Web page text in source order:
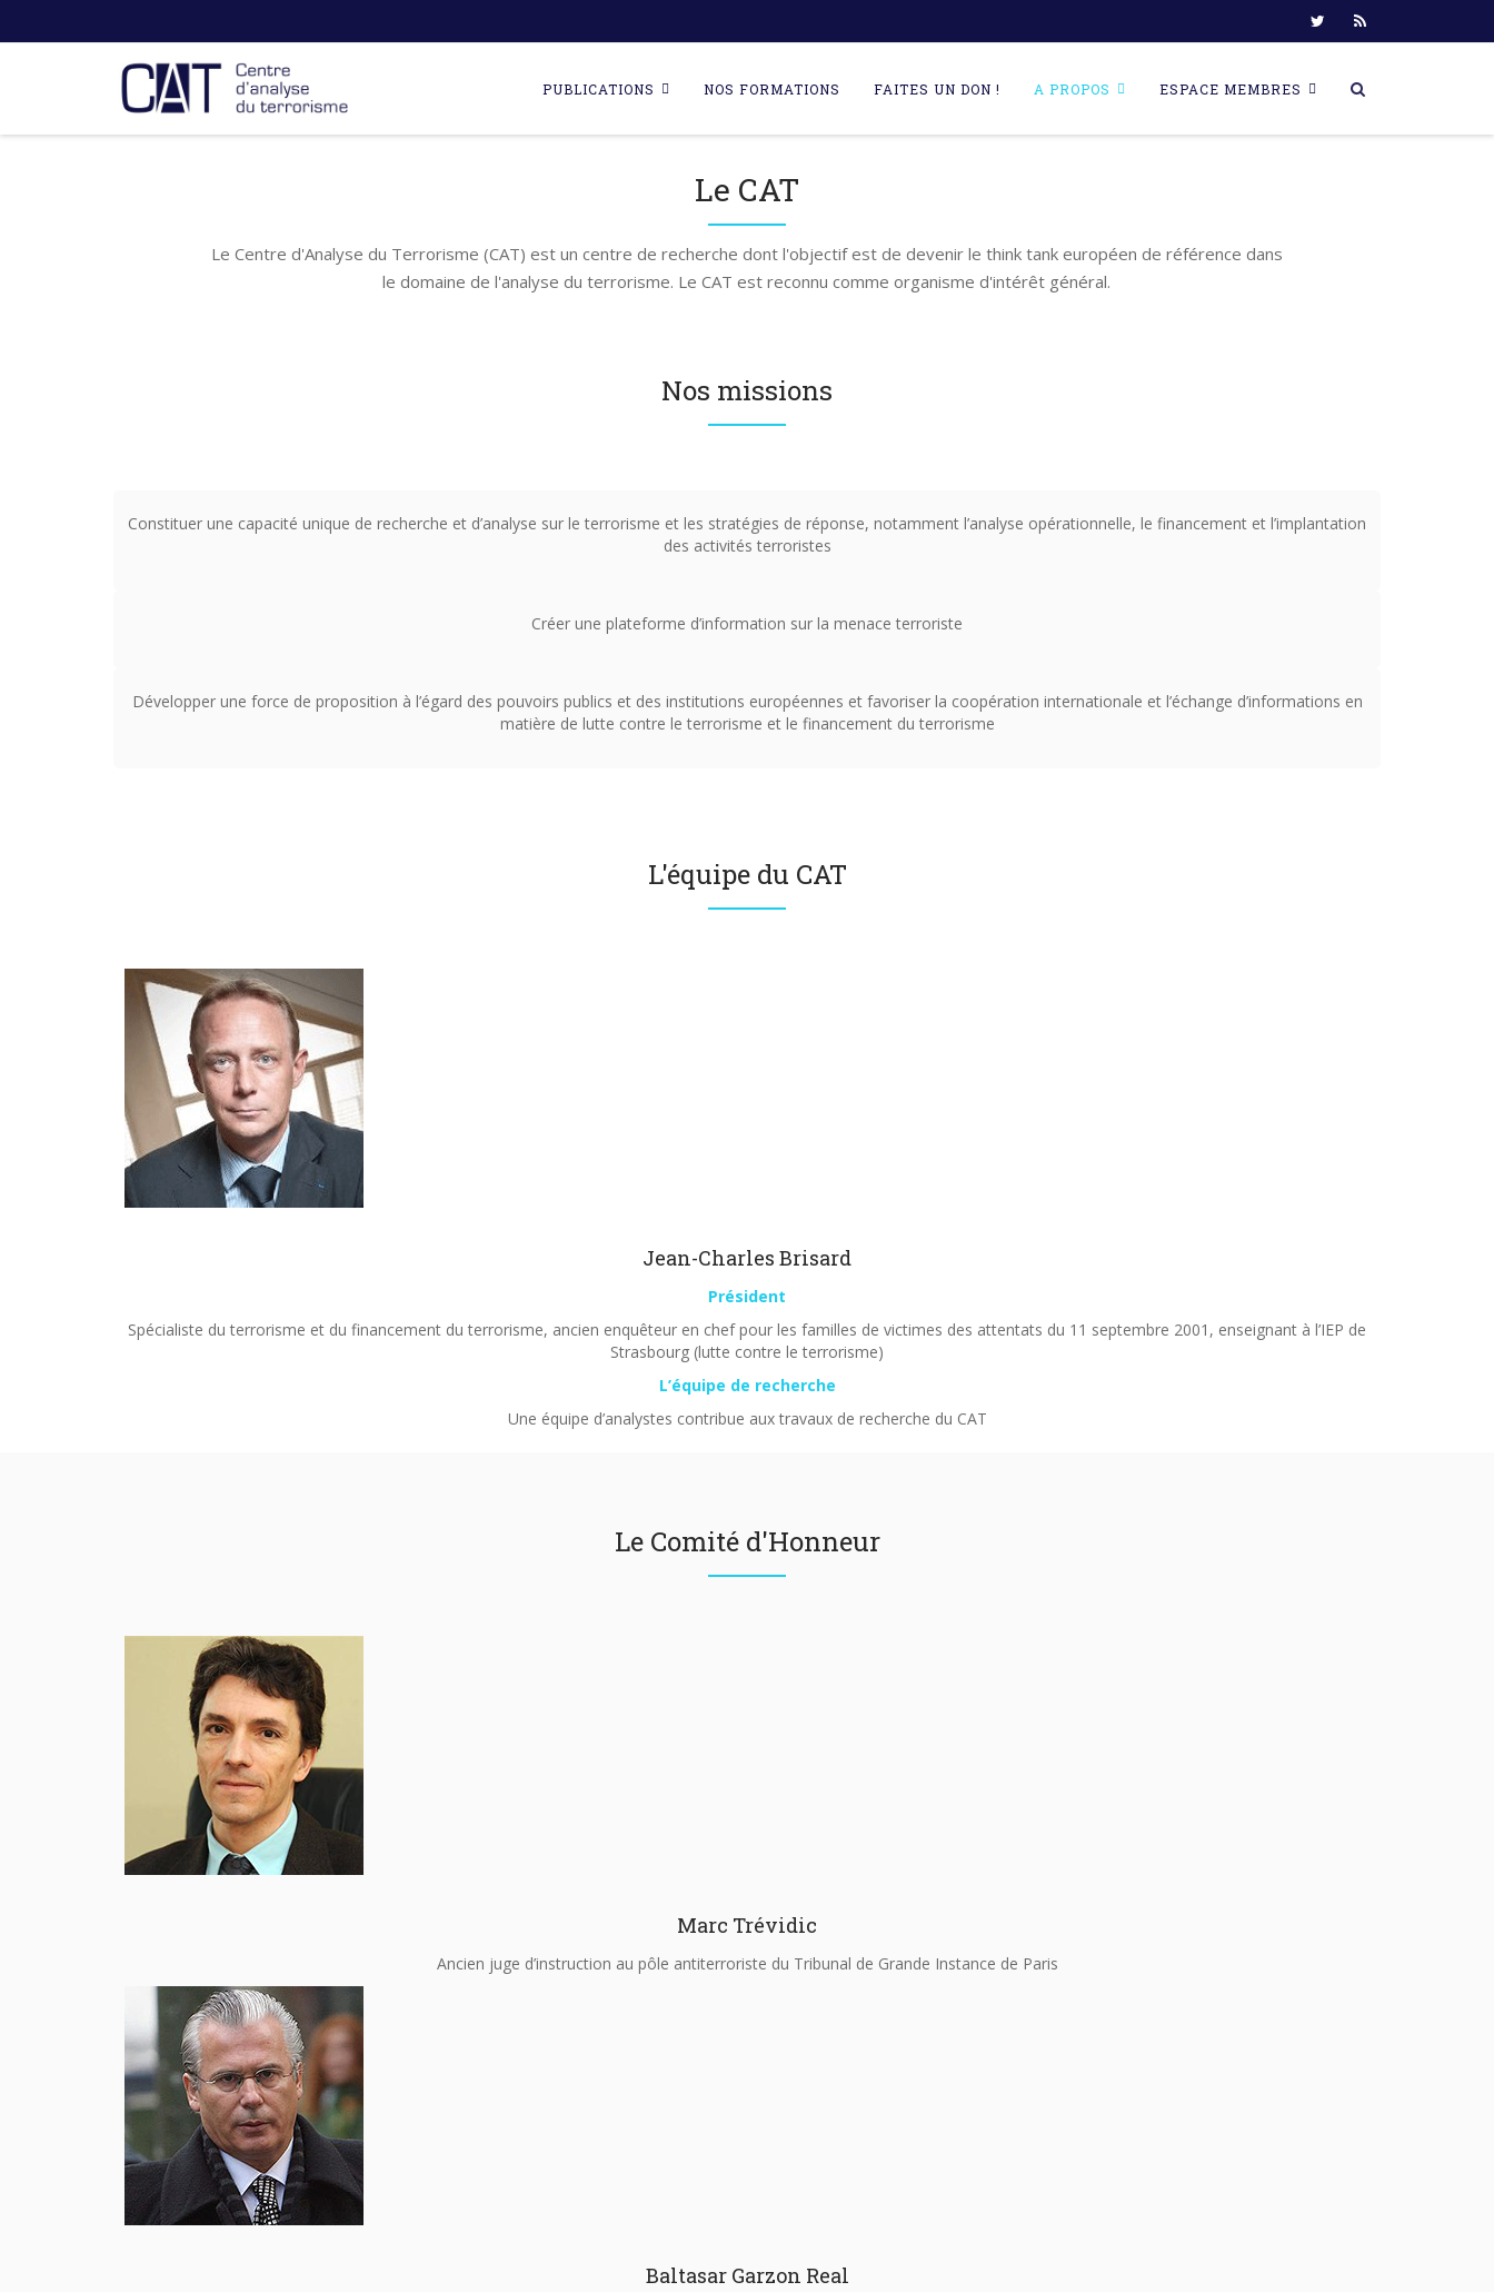
content
PUBLICATIONS NOS FORMATIONS FAITES UN DON ! A PROPOS ESPACE MEMBRES
Le CAT
Le Centre d'Analyse du Terrorisme (CAT) est un centre de recherche dont l'objectif est de devenir le think tank européen de référence dans
le domaine de l'analyse du terrorisme. Le CAT est reconnu comme organisme d'intérêt général.
Nos missions
Constituer une capacité unique de recherche et d’analyse sur le terrorisme et les stratégies de réponse, notamment l’analyse opérationnelle, le financement et l’implantation
des activités terroristes
Créer une plateforme d’information sur la menace terroriste
Développer une force de proposition à l’égard des pouvoirs publics et des institutions européennes et favoriser la coopération internationale et l’échange d’informations en
matière de lutte contre le terrorisme et le financement du terrorisme
L'équipe du CAT
Jean-Charles Brisard
Président
Spécialiste du terrorisme et du financement du terrorisme, ancien enquêteur en chef pour les familles de victimes des attentats du 11 septembre 2001, enseignant à l’IEP de
Strasbourg (lutte contre le terrorisme)
L’équipe de recherche
Une équipe d’analystes contribue aux travaux de recherche du CAT
Le Comité d'Honneur
Marc Trévidic
Ancien juge d’instruction au pôle antiterroriste du Tribunal de Grande Instance de Paris
Baltasar Garzon Real